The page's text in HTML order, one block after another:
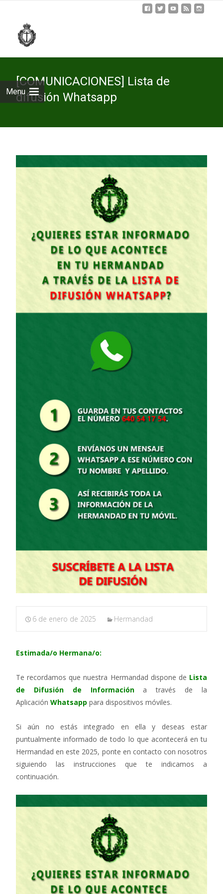
Menu
[COMUNICACIONES] Lista de
difusión Whatsapp
6 de enero de 2025 Hermandad
Estimada/o Hermana/o:
Te recordamos que nuestra Hermandad dispone de Lista
de Difusión de Informacióna través de la
Aplicación Whatsapp para dispositivos móviles.
Si aún no estás integrado en ella y deseas estar
puntualmente informado de todo lo que acontecerá en tu
Hermandad en este 2025, ponte en contacto con nosotros
siguiendo las instrucciones que te indicamos a
continuación.